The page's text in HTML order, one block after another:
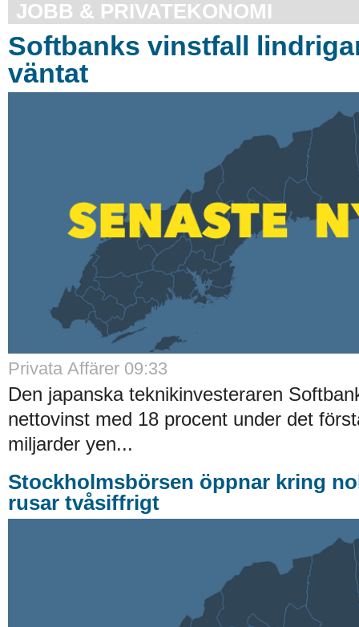
JOBB & PRIVATEKONOMI
Softbanks vinstfall
väntat
Privata Affärer 09:33
Den japanska teknikinvesteraren
nettovinst med 18 procent under det
miljarder yen...
Stockholmsbörsen öppnar kring
rusar tvåsiffrigt